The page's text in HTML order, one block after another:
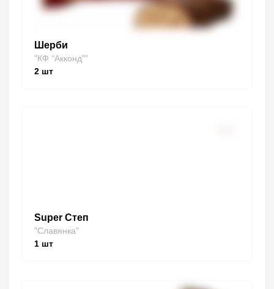
Шерби
"КФ "Акконд""
2 шт
Super Степ
"Славянка"
1 шт